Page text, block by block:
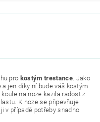
pro kostým trestance. Jako
jen díky ní bude váš kostým
na noze kazila radost z
K noze se připevňuje
v případě potřeby snadno